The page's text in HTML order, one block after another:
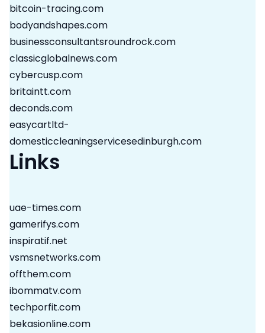
bitcoin-tracing.com
bodyandshapes.com
businessconsultantsroundrock.com
classicglobalnews.com
cybercusp.com
britaintt.com
deconds.com
easycartltd-
domesticcleaningservicesedinburgh.com
Links
uae-times.com
gamerifys.com
inspiratif.net
vsmsnetworks.com
offthem.com
ibommatv.com
techporfit.com
bekasionline.com